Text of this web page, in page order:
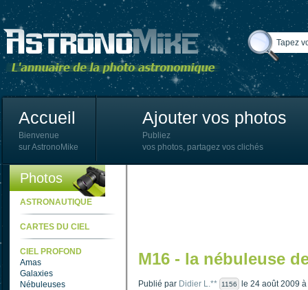
Accueil
Bienvenue
sur AstronoMike
Ajouter vos photos
Publiez
vos photos, partagez vos clichés
Photos
ASTRONAUTIQUE
CARTES DU CIEL
CIEL PROFOND
Amas
Galaxies
Nébuleuses
M16 - la nébuleuse
Publié par Didier L.** 1156 le 24 août 2009